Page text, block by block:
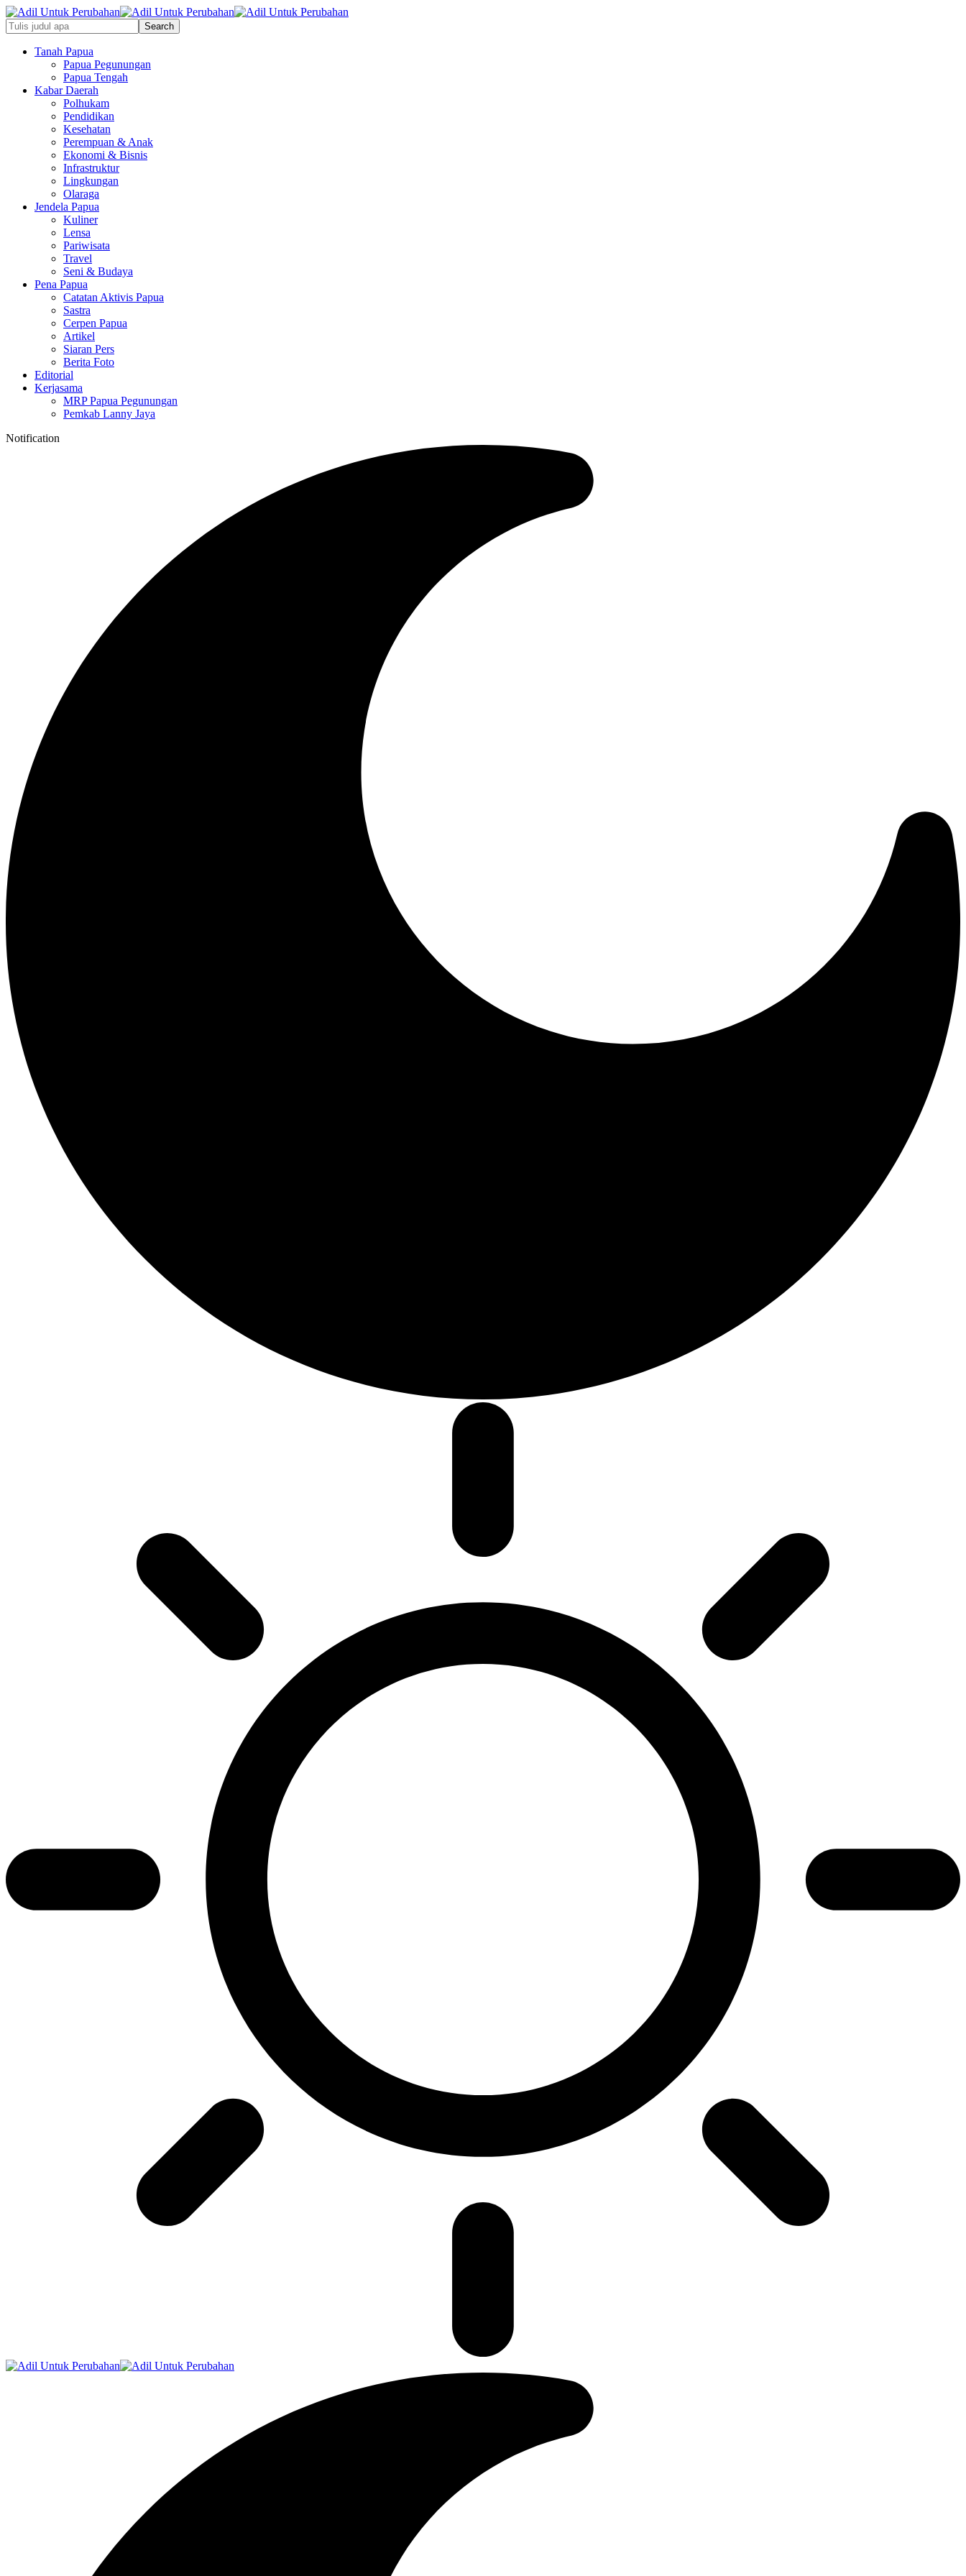
Tanah Papua
Papua Pegunungan
Papua Tengah
Kabar Daerah
Polhukam
Pendidikan
Kesehatan
Perempuan & Anak
Ekonomi & Bisnis
Infrastruktur
Lingkungan
Olaraga
Jendela Papua
Kuliner
Lensa
Pariwisata
Travel
Seni & Budaya
Pena Papua
Catatan Aktivis Papua
Sastra
Cerpen Papua
Artikel
Siaran Pers
Berita Foto
Editorial
Kerjasama
MRP Papua Pegunungan
Pemkab Lanny Jaya
Notification